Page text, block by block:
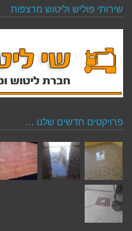
שירותי פוליש וליטוש מרצפות
פרויקטים חדשים שלנו …